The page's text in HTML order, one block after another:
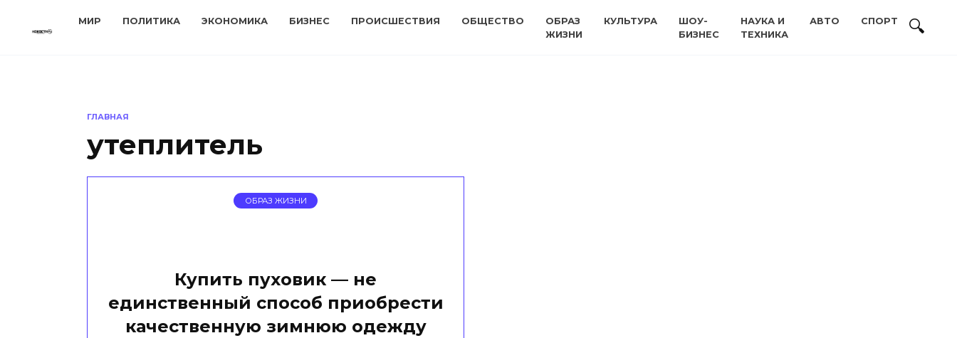
МИР ПОЛИТИКА ЭКОНОМИКА БИЗНЕС ПРОИСШЕСТВИЯ ОБЩЕСТВО
ОБРАЗ
ЖИЗНИ
КУЛЬТУРА
ШОУ-
БИЗНЕС
НАУКА И
ТЕХНИКА
АВТО СПОРТ
ГЛАВНАЯ
утеплитель
ОБРАЗ ЖИЗНИ
Купить пуховик — не
единственный способ приобрести
качественную зимнюю одежду